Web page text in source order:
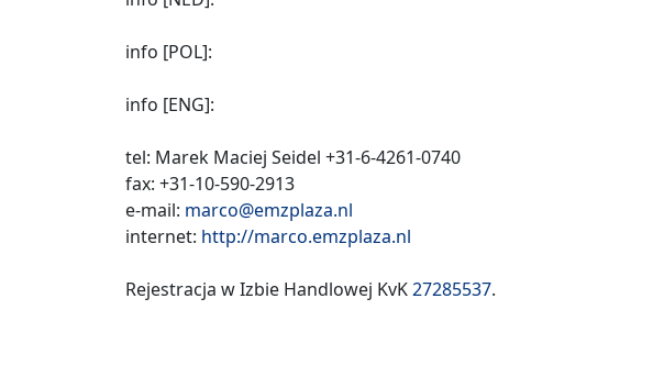
info [POL]:
info [ENG]:
tel: Marek Maciej Seidel +31-6-4261-0740
fax: +31-10-590-2913
e-mail: marco@emzplaza.nl
internet: http://marco.emzplaza.nl
Rejestracja w Izbie Handlowej KvK27285537.